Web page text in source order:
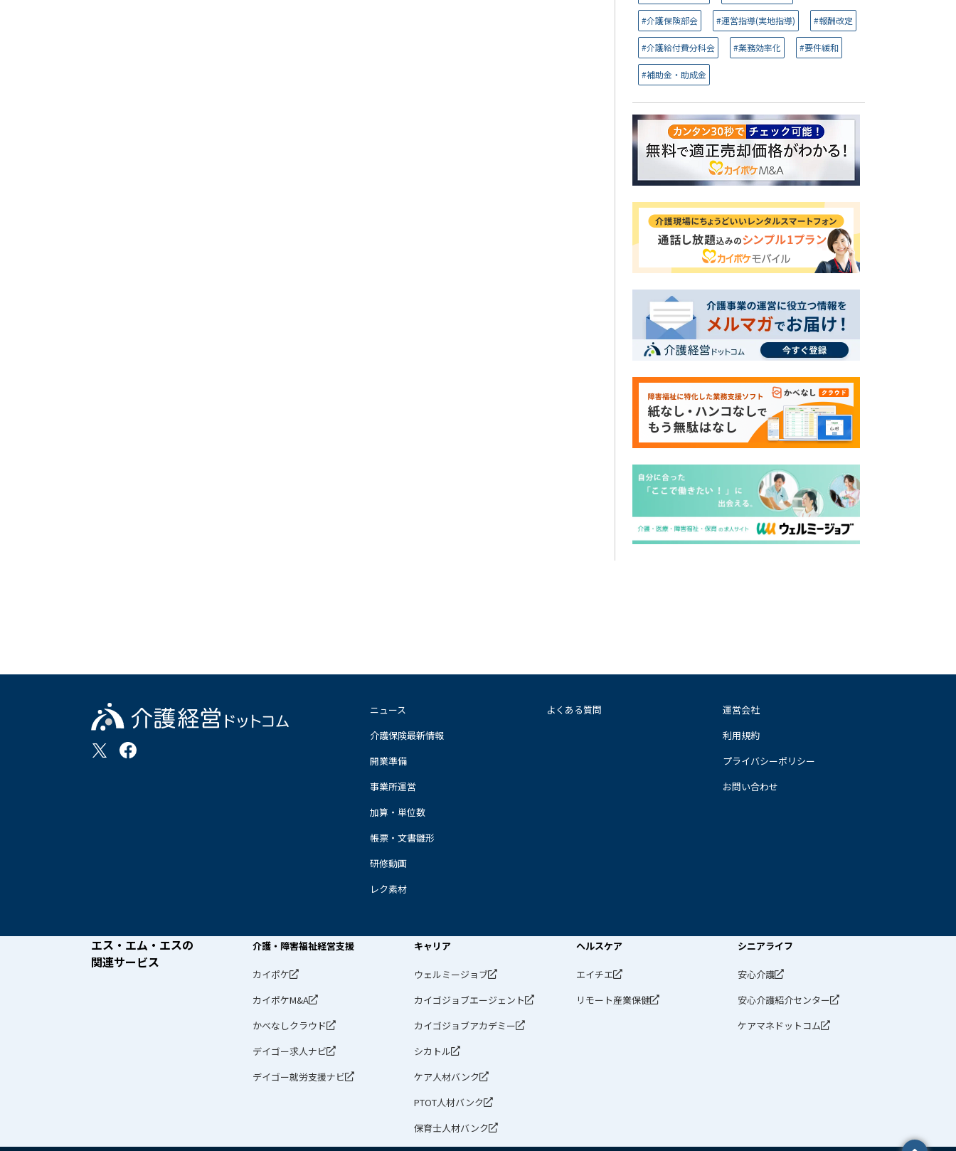
#介護保険部会 #運営指導(実地指導) #報酬改定
#介護給付費分科会 #業務効率化 #要件緩和
#補助金・助成金
ニュース
介護保険最新情報
開業準備
事業所運営
加算・単位数
帳票・文書雛形
研修動画
レク素材
よくある質問
運営会社
利用規約
プライバシーポリシー
お問い合わせ
エス・エム・エスの
関連サービス
介護・障害福祉経営支援
カイポケ
カイポケM&A
かべなしクラウド
デイゴー求人ナビ
デイゴー就労支援ナビ
キャリア
ウェルミージョブ
カイゴジョブエージェント
カイゴジョブアカデミー
シカトル
ケア人材バンク
PTOT人材バンク
保育士人材バンク
ヘルスケア
エイチエ
リモート産業保健
シニアライフ
安心介護
安心介護紹介センター
ケアマネドットコム